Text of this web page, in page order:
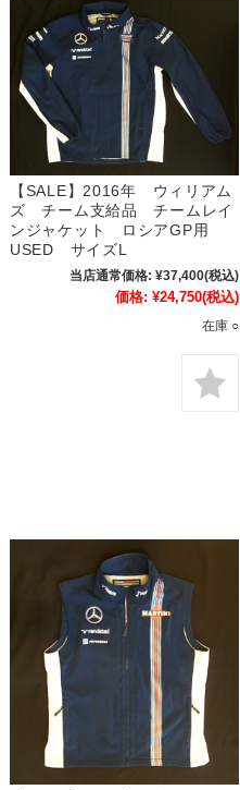
【SALE】2016年 ウィリアム
ズ チーム支給品 チームレイ
ンジャケット ロシアGP用
USED サイズL
当店通常価格: ¥37,400(税込)
価格: ¥24,750(税込)
在庫 ○